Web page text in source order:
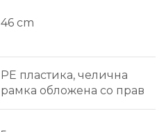
46 cm
PE пластика, челична
рамка обложена со прав